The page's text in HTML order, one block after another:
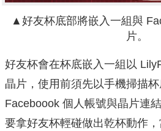
▲好友杯底部將嵌入一組與
片。
好友杯會在杯底嵌入一組以
晶片，使用前須先以手機掃描
Faceboook 個人帳號與晶片連
要拿好友杯輕碰做出乾杯動作